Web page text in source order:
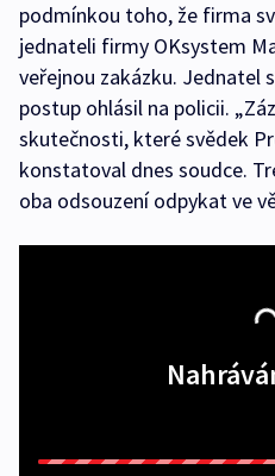
podmínkou toho, že firma
jednateli firmy OKsystem
veřejnou zakázku. Jednatel
postup ohlásil na policii.
skutečnosti, které svědek
konstatoval dnes soudce.
oba odsouzení odpykat ve